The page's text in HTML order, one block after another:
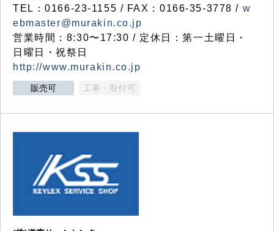
TEL：0166-23-1155 / FAX：0166-35-3778 / w
ebmaster@murakin.co.jp
営業時間：8:30〜17:30 / 定休日：第一土曜日・
日曜日・祝祭日
http://www.murakin.co.jp
販売可 工事・取付可